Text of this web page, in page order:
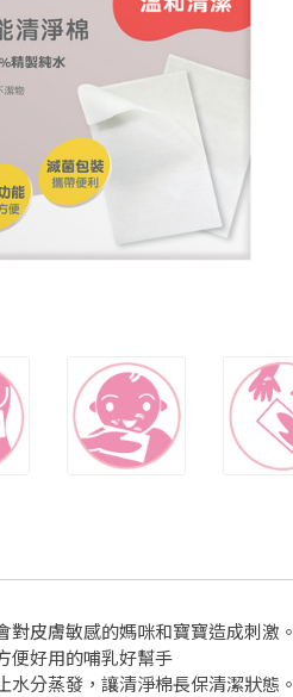
皮膚敏感的媽咪和寶寶造成刺激。
便好用的哺乳好幫手
分蒸發，讓清淨棉長保清潔狀態。